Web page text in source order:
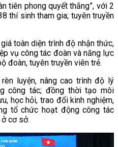
tiên phong quyết thắng”, với 2
thí sinh tham gia; tuyên truyền
toàn diện trình độ nhận thức,
vụ công tác đoàn và năng lực
đoàn, tuyên truyền viên trẻ.
luyện, nâng cao trình độ lý
công tác; đồng thời tạo môi
học hỏi, trao đổi kinh nghiệm,
tổ chức hoạt động công tác
cơ sở.